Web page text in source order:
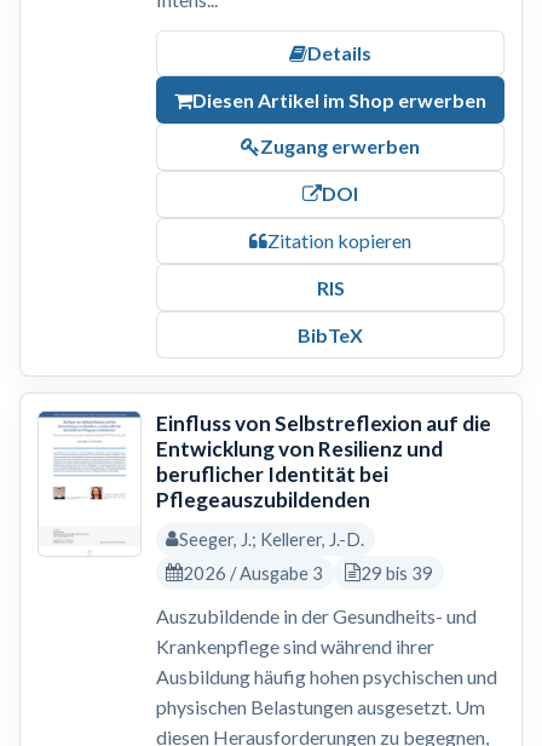
Details
Diesen Artikel im Shop erwerben
Zugang erwerben
DOI
Zitation kopieren
RIS
BibTeX
Einfluss von Selbstreflexion auf die
Entwicklung von Resilienz und
beruflicher Identität bei
Pflegeauszubildenden
Seeger, J.; Kellerer, J.-D.
2026 / Ausgabe 3
29 bis 39
Auszubildende in der Gesundheits- und
Krankenpflege sind während ihrer
Ausbildung häufig hohen psychischen und
physischen Belastungen ausgesetzt. Um
diesen Herausforderungen zu begegnen,